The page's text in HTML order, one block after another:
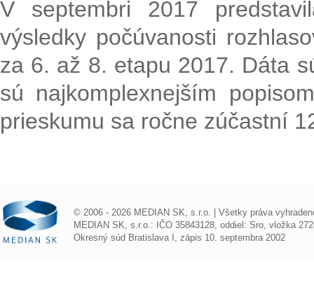
V septembri 2017
výsledky počúvanosti
za 6. až 8. etapu 2017. Dáta
sú najkomplexnejším
prieskumu sa ročne zúčastní
© 2006 - 2026 MEDIAN SK, s.r.o. | Všetky práva
MEDIAN SK, s.r.o.: IČO 35843128, oddiel: Sro, vložka
Okresný súd Bratislava I, zápis 10. septembra 2002